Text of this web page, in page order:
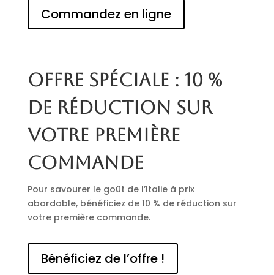
Commandez en ligne
Offre spéciale : 10 %
de réduction sur
votre première
commande
Pour savourer le goût de l’Italie à prix
abordable, bénéficiez de 10 % de réduction sur
votre première commande.
Bénéficiez de l’offre !